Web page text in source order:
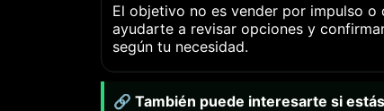
El objetivo no es vender por impulso o
ayudarte a revisar opciones y
según tu necesidad.
🔗 También puede interesarte si